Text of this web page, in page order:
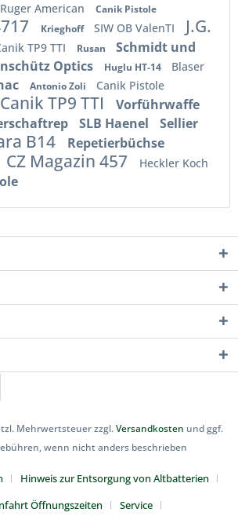
Ruger American Canik Pistole
Krieghoff SIW OB ValenTI
J.G.
TP9 TTI Rusan Schmidt und
Optics Huglu HT-14
Blaser
Antonio Zoli Canik Pistole
Canik TP9 TTI Vorführwaffe
SLB Haenel
Sellier
B14
Repetierbüchse
CZ Magazin 457
Heckler Koch
Mehrwertsteuer zzgl.Versandkosten und ggf.
wenn nicht anders beschrieben
Hinweis zur Entsorgung von Altbatterien
Öffnungszeiten
Service